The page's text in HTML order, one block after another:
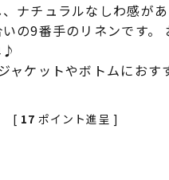
ナチュラルなしわ感が
の9番手のリネンです。
♪
ャケットやボトムにおす
[ 17 ポイント進呈 ]